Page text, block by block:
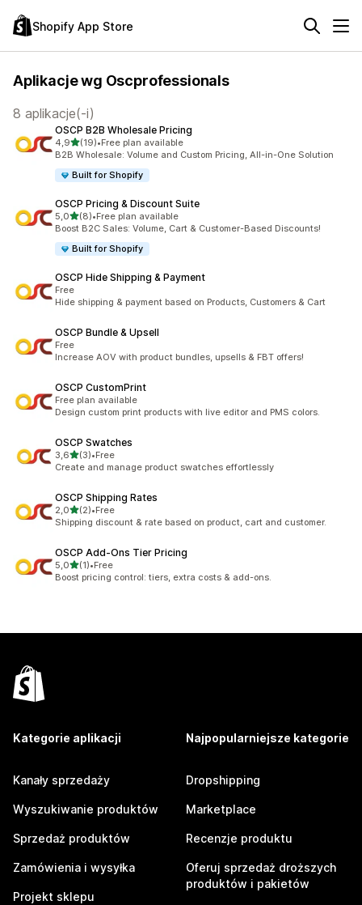
Shopify App Store
Aplikacje wg Oscprofessionals
8 aplikacje(-i)
OSCP B2B Wholesale Pricing
4,9na 5 gwiazdek
(19)
Łączna liczba recenzji: 19
•Free plan available
B2B Wholesale: Volume and Custom Pricing, All-in-One Solution
Built for Shopify
OSCP Pricing & Discount Suite
5,0na 5 gwiazdek
(8)
Łączna liczba recenzji: 8
•Free plan available
Boost B2C Sales: Volume, Cart & Customer-Based Discounts!
Built for Shopify
OSCP Hide Shipping & Payment
Free
Hide shipping & payment based on Products, Customers & Cart
OSCP Bundle & Upsell
Free
Increase AOV with product bundles, upsells & FBT offers!
OSCP CustomPrint
Free plan available
Design custom print products with live editor and PMS colors.
OSCP Swatches
3,6na 5 gwiazdek
(3)
Łączna liczba recenzji: 3
•Free
Create and manage product swatches effortlessly
OSCP Shipping Rates
2,0na 5 gwiazdek
(2)
Łączna liczba recenzji: 2
•Free
Shipping discount & rate based on product, cart and customer.
OSCP Add‑Ons Tier Pricing
5,0na 5 gwiazdek
(1)
Łączna liczba recenzji: 1
•Free
Boost pricing control: tiers, extra costs & add-ons.
Kategorie aplikacji
Kanały sprzedaży
Wyszukiwanie produktów
Sprzedaż produktów
Zamówienia i wysyłka
Projekt sklepu
Najpopularniejsze kategorie
Dropshipping
Marketplace
Recenzje produktu
Oferuj sprzedaż droższych
produktów i pakietów